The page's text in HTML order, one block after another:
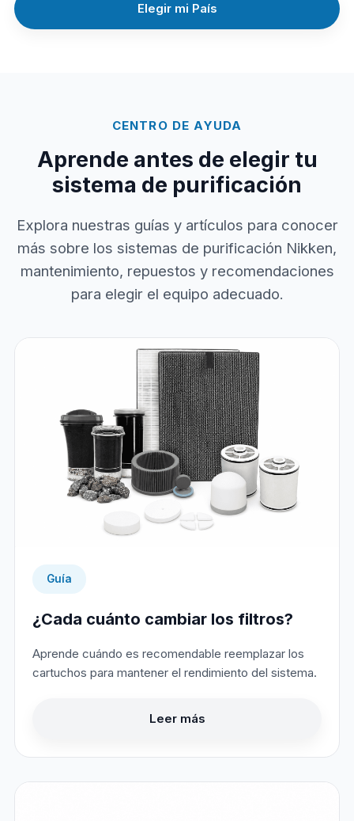
Elegir mi País
CENTRO DE AYUDA
Aprende antes de elegir tu
sistema de purificación
Explora nuestras guías y artículos para conocer
más sobre los sistemas de purificación Nikken,
mantenimiento, repuestos y recomendaciones
para elegir el equipo adecuado.
Guía
¿Cada cuánto cambiar los filtros?
Aprende cuándo es recomendable reemplazar los
cartuchos para mantener el rendimiento del sistema.
Leer más